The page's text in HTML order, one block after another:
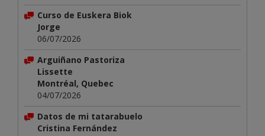
Curso de Euskera Biok
Jorge
06/07/2026
Arguiñano Pastoriza
Lissette
Montréal, Quebec
04/07/2026
Datos de mi tatarabuelo
Cristina Fernández